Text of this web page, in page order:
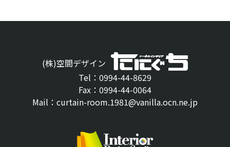
(株)空間デザイン
Tel：0994-44-8629
Fax：0994-44-0064
Mail：curtain-room.1981@vanilla.ocn.ne.jp